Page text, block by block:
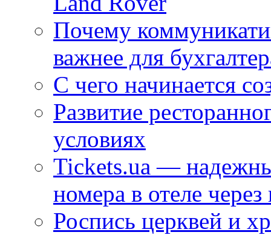
Почему
важнее для
С чего начинается
Развитие
условиях
Tickets.ua —
номера в отеле через
Роспись церквей и